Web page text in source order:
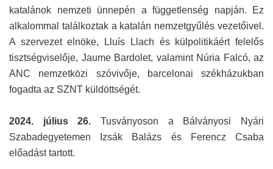
katalánok nemzeti ünnepén a függetlenség napján. Ez
alkalommal találkoztak a katalán nemzetgyűlés vezetőivel.
A szervezet elnöke, Lluís Llach és külpolitikáért felelős
tisztségviselője, Jaume Bardolet, valamint Núria Falcó, az
ANC nemzetközi szóvivője, barcelonai székházukban
fogadta az SZNT küldöttségét.
2024. július 26. Tusványoson a Bálványosi Nyári
Szabadegyetemen Izsák Balázs és Ferencz Csaba
előadást tartott.